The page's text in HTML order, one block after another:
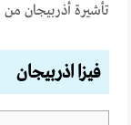
تأشيرة أذربيجان
فيزا اذربيجان